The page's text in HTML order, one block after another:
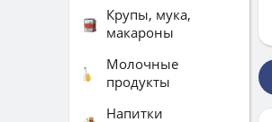
Крупы, мука,
макароны
Молочные
продукты
Напитки